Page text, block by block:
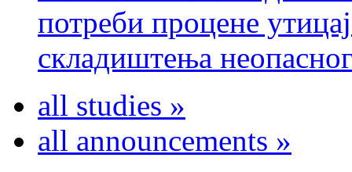
потреби процене
складиштења
all studies »
all announcements »